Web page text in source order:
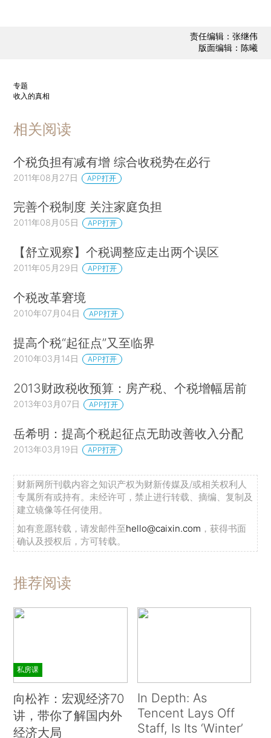
责任编辑：张继伟
版面编辑：陈曦
专题
收入的真相
相关阅读
个税负担有减有增 综合收税势在必行
2011年08月27日 APP打开
完善个税制度 关注家庭负担
2011年08月05日 APP打开
【舒立观察】个税调整应走出两个误区
2011年05月29日 APP打开
个税改革窘境
2010年07月04日 APP打开
提高个税“起征点”又至临界
2010年03月14日 APP打开
2013财政税收预算：房产税、个税增幅居前
2013年03月07日 APP打开
岳希明：提高个税起征点无助改善收入分配
2013年03月19日 APP打开
财新网所刊载内容之知识产权为财新传媒及/或相关权利人
专属所有或持有。未经许可，禁止进行转载、摘编、复制及
建立镜像等任何使用。
如有意愿转载，请发邮件至hello@caixin.com ，获得书面
确认及授权后，方可转载。
推荐阅读
私房课
向松祚：宏观经济70
讲，带你了解国内外
经济大局
In Depth: As
Tencent Lays Off
Staff, Is Its ‘Winter’